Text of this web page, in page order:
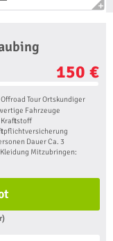
150 €
Tour Ortskundiger
Fahrzeuge
Kraftstoff
Dauer Ca. 3
Mitzubringen: